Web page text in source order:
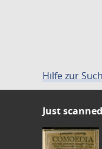
Hilfe zur
Just scanned